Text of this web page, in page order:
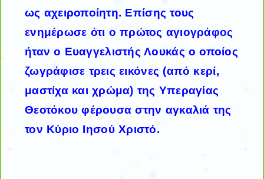
ως αχειροποίητη. Επίσης τους
ενημέρωσε ότι ο πρώτος αγιογράφος
ήταν ο Ευαγγελιστής Λουκάς ο οποίος
ζωγράφισε τρεις εικόνες (από κερί,
μαστίχα και χρώμα) της Υπεραγίας
Θεοτόκου φέρουσα στην αγκαλιά της
τον Κύριο Ιησού Χριστό.